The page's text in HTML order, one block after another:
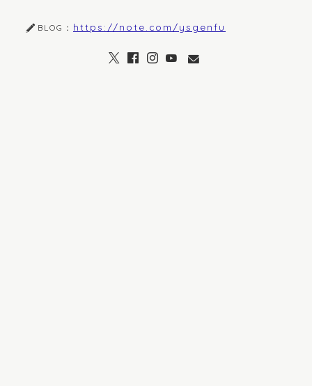
BLOG： https://note.com/ysgenfu